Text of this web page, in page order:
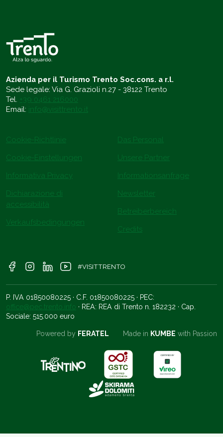
Azienda per il Turismo Trento Soc.cons. a r.l.
Sede legale: Via G. Grazioli n.27 - 38122 Trento
Tel. +39 0461 216000
Email: info@visittrento.it
Cookie-Richtlinie
Cookie-Einstellungen
Informativa Privacy
Dichiarazione di
accessibilità
Verkaufsbedingungen
Das Personal
Unsere Partner
Informationsanfrage
Newsletter
Betreiberbereich
Credits
#VISITTRENTO
P. IVA 01850080225 · C.F. 01850080225 · PEC:
office@pec.trento.info · REA: REA di Trento n. 182232 · Cap.
Sociale: 515.000 euro
Powered by FERATEL Made in KUMBE with Passion